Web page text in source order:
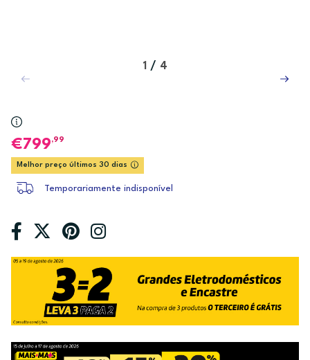
1 / 4
799,99
Melhor preço últimos 30 dias
Temporariamente indisponível